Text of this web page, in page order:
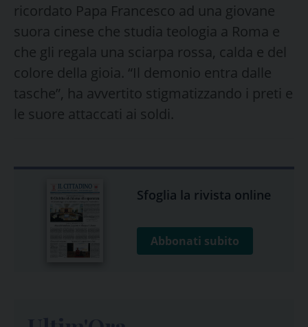
ricordato Papa Francesco ad una giovane
suora cinese che studia teologia a Roma e
che gli regala una sciarpa rossa, calda e del
colore della gioia. “Il demonio entra dalle
tasche”, ha avvertito stigmatizzando i preti e
le suore attaccati ai soldi.
Sfoglia la rivista online
Abbonati subito